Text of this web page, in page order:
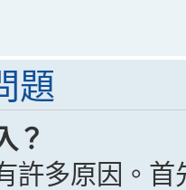
題
？
許多原因。